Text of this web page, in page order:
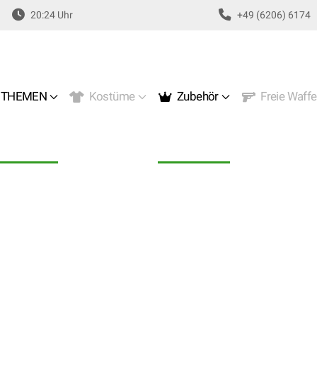
20:24 Uhr +49 (6206) 6174
THEMEN Kostüme Zubehör Freie